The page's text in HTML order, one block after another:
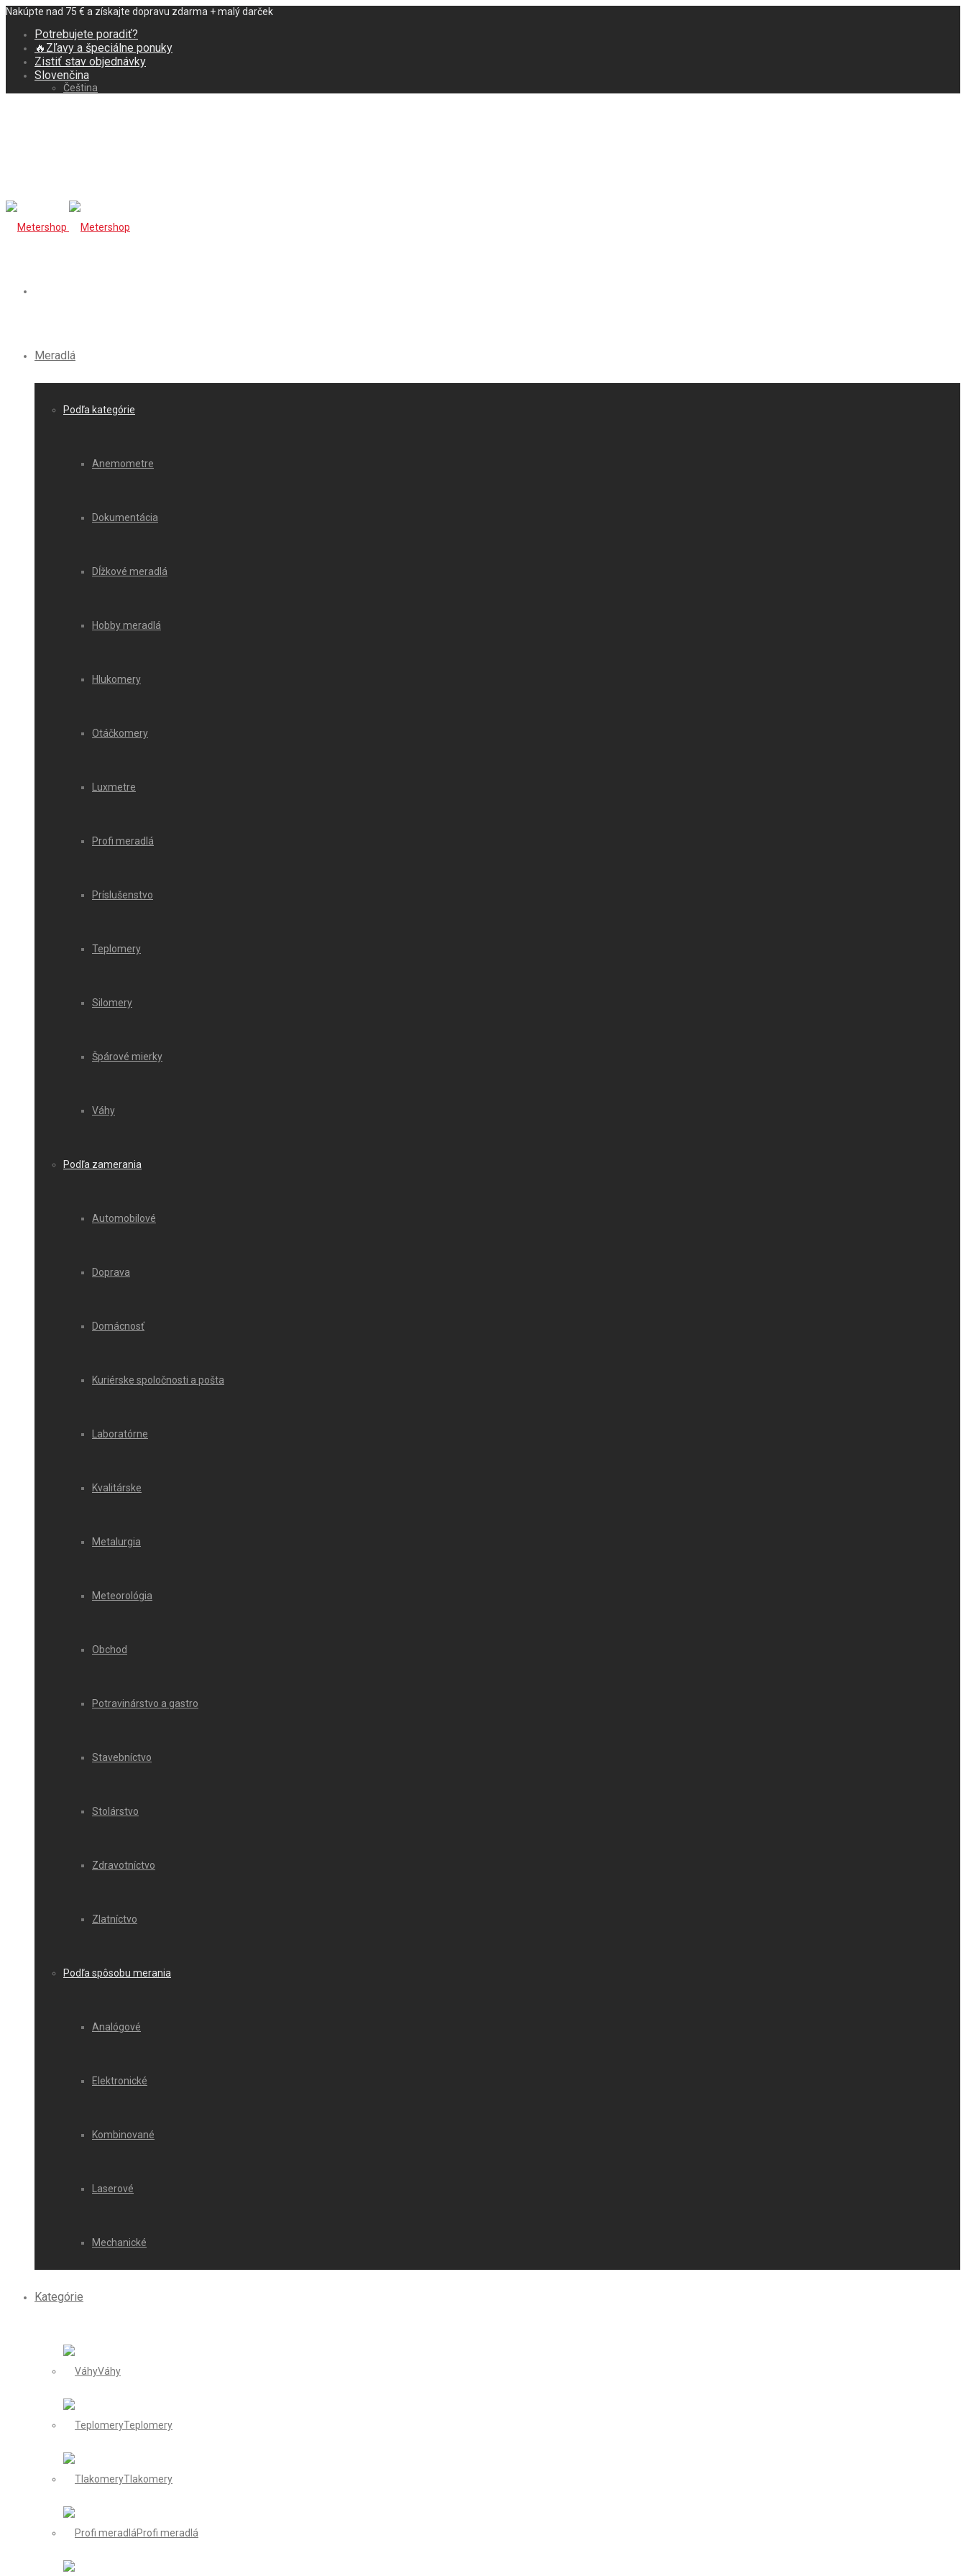
Nakúpte nad 75 € a získajte dopravu zdarma + malý darček
Potrebujete poradiť?
🔥Zľavy a špeciálne ponuky
Zistiť stav objednávky
Slovenčina
Čeština
Meradlá
Podľa kategórie
Anemometre
Dokumentácia
Dĺžkové meradlá
Hobby meradlá
Hlukomery
Otáčkomery
Luxmetre
Profi meradlá
Príslušenstvo
Teplomery
Silomery
Špárové mierky
Váhy
Podľa zamerania
Automobilové
Doprava
Domácnosť
Kuriérske spoločnosti a pošta
Laboratórne
Kvalitárske
Metalurgia
Meteorológia
Obchod
Potravinárstvo a gastro
Stavebníctvo
Stolárstvo
Zdravotníctvo
Zlatníctvo
Podľa spôsobu merania
Analógové
Elektronické
Kombinované
Laserové
Mechanické
Kategórie
Váhy
Teplomery
Tlakomery
Profi meradlá